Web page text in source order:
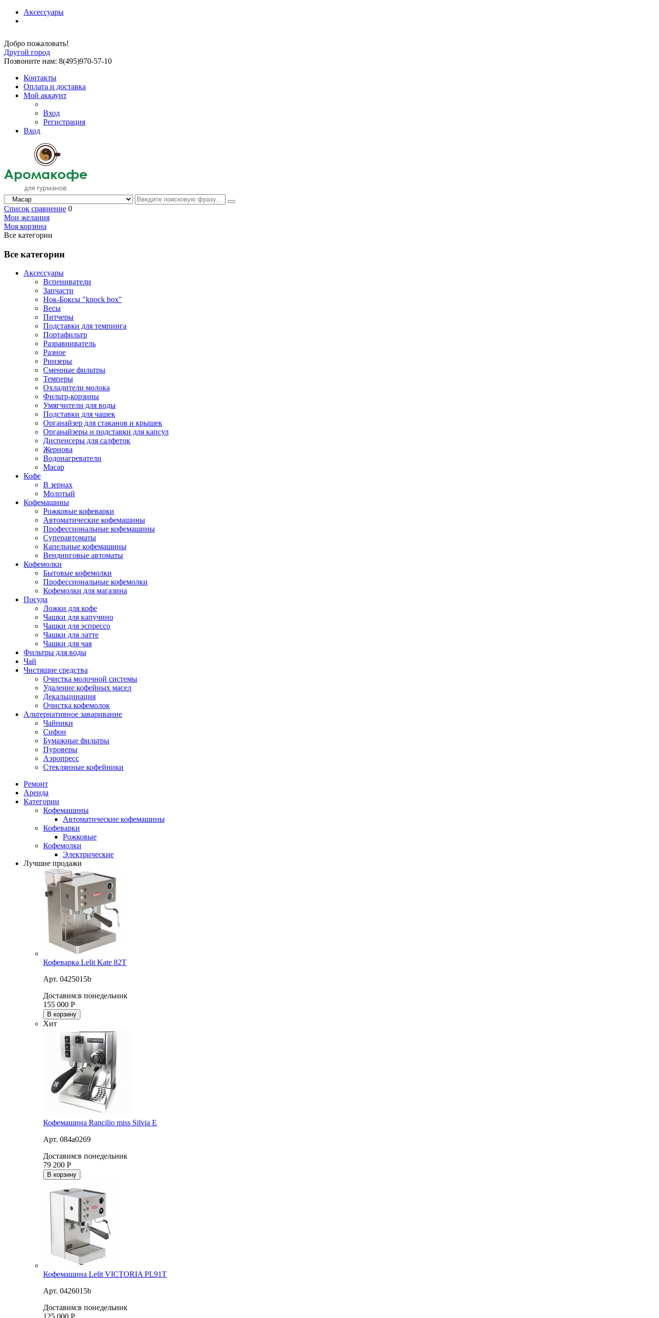
Аксессуары
Добро пожаловать!
Другой город
Позвоните нам: 8(495)970-57-10
Контакты
Оплата и доставка
Мой аккаунт
Вход
Регистрация
Вход
Список сравнение 0
Мои желания
Моя корзина
Все категории
Все категории
Аксессуары
Вспениватели
Запчасти
Нок-Боксы "knock box"
Весы
Питчеры
Подставки для темпинга
Портафильтр
Разравниватель
Разное
Ринзеры
Сменные фильтры
Темперы
Охладители молока
Фильтр-корзины
Умягчители для воды
Подставки для чашек
Органайзер для стаканов и крышек
Органайзеры и подставки для капсул
Диспенсеры для салфеток
Жернова
Водонагреватели
Macap
Кофе
В зернах
Молотый
Кофемашины
Рожковые кофеварки
Автоматические кофемашины
Профессиональные кофемашины
Суперавтоматы
Капельные кофемашины
Вендинговые автоматы
Кофемолки
Бытовые кофемолки
Профессиональные кофемолки
Кофемолки для магазина
Посуда
Ложки для кофе
Чашки для капучино
Чашки для эспрессо
Чашки для латте
Чашки для чая
Фильтры для воды
Чай
Чистящие средства
Очистка молочной системы
Удаление кофейных масел
Декальцинация
Очистка кофемолок
Альтернативное заваривание
Чайники
Сифон
Бумажные фильтры
Пуроверы
Аэропресс
Стеклянные кофейники
Ремонт
Аренда
Категории
Кофемашины
Автоматические кофемашины
Кофеварки
Рожковые
Кофемолки
Электрические
Лучшие продажи
Кофеварка Lelit Kate 82T
Арт. 0425015b
Доставим:в понедельник
155 000 Р
В корзину
Хит
Кофемашина Rancilio miss Silvia E
Арт. 084a0269
Доставим:в понедельник
79 200 Р
В корзину
Кофемашина Lelit VICTORIA PL91T
Арт. 0426015b
Доставим:в понедельник